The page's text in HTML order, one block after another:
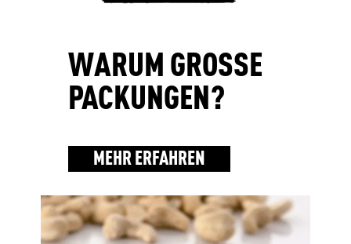
WARUM GROSSE
PACKUNGEN?
MEHR ERFAHREN